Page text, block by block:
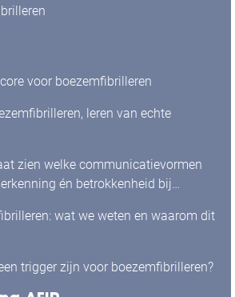
voor boezemfibrilleren
leren van echte
zien welke communicatievormen
én betrokkenheid bij
wat we weten en waarom dit
trigger zijn voor boezemfibrilleren?